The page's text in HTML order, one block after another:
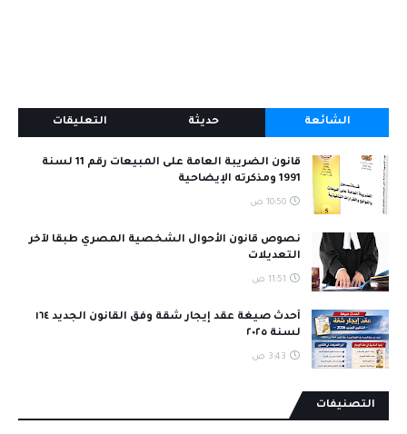
الشائعة حديثة التعليقات
قانون الضريبة العامة على المبيعات رقم 11 لسنة
1991 ومذكرته الإيضاحية
10:50 ص
نصوص قانون الأحوال الشخصية المصري طبقا لآخر
التعديلات
11:51 ص
أحدث صيغة عقد إيجار شقة وفق القانون الجديد ١٦٤
لسنة ٢٠٢٥
3:43 ص
التصنيفات